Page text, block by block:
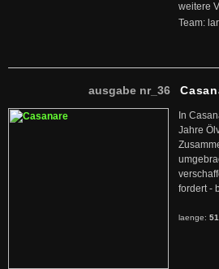
weitere
Team:
ausgabe nr_36
In
Jahre
fordert -
laenge: